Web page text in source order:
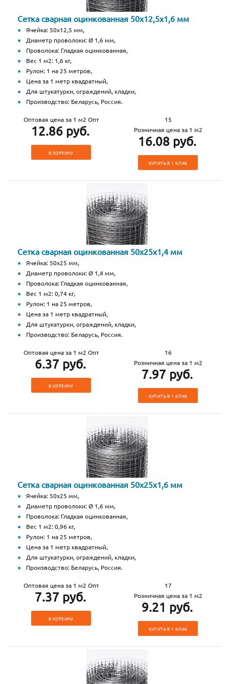
Сетка сварная оцинкованная 50х12,5х1,6 мм
Ячейка: 50х12,5 мм,
Диаметр проволоки: Ø 1,6 мм,
Проволока: Гладкая оцинкованная,
Вес 1 м2: 1,6 кг,
Рулон: 1 на 25 метров,
Цена за 1 метр квадратный,
Для штукатурки, ограждений, кладки,
Производство: Беларусь, Россия.
Оптовая цена за 1 м2 Опт
12.86 руб.
В КОРЗИНУ
15
Розничная цена за 1 м2
16.08 руб.
КУПИТЬ В 1 КЛИК
Сетка сварная оцинкованная 50х25х1,4 мм
Ячейка: 50х25 мм,
Диаметр проволоки: Ø 1,4 мм,
Проволока: Гладкая оцинкованная,
Вес 1 м2: 0,74 кг,
Рулон: 1 на 25 метров,
Цена за 1 метр квадратный,
Для штукатурки, ограждений, кладки,
Производство: Беларусь, Россия.
Оптовая цена за 1 м2 Опт
6.37 руб.
В КОРЗИНУ
16
Розничная цена за 1 м2
7.97 руб.
КУПИТЬ В 1 КЛИК
Сетка сварная оцинкованная 50х25х1,6 мм
Ячейка: 50х25 мм,
Диаметр проволоки: Ø 1,6 мм,
Проволока: Гладкая оцинкованная,
Вес 1 м2: 0,96 кг,
Рулон: 1 на 25 метров,
Цена за 1 метр квадратный,
Для штукатурки, ограждений, кладки,
Производство: Беларусь, Россия.
Оптовая цена за 1 м2 Опт
7.37 руб.
В КОРЗИНУ
17
Розничная цена за 1 м2
9.21 руб.
КУПИТЬ В 1 КЛИК